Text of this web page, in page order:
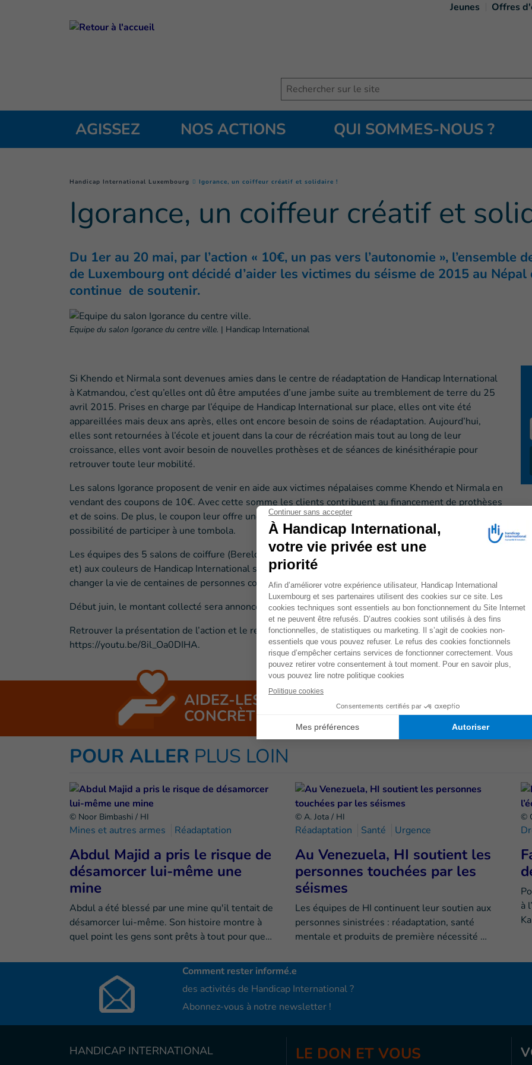
Jeunes Offres
Search
AGISSEZ NOS ACTIONS QUI SOMMES-NOUS ?
You are here :
Handicap International Luxembourg Igorance, un coiffeur créatif et solidaire !
Igorance, un coiffeur créatif et
Du 1er au 20 mai, par l’action « 10€, un pas vers l’autonomie », l’ensemble
de Luxembourg ont décidé d’aider les victimes du séisme de 2015 au
continue de soutenir.
Equipe du salon Igorance du centre ville. | Handicap International
Si Khendo et Nirmala sont devenues amies dans le centre de réadaptation de Handicap International
à Katmandou, c’est qu’elles ont dû être amputées d’une jambe suite au tremblement de terre du 25
avril 2015. Prises en charge par l’équipe de Handicap International sur place, elles ont vite été
appareillées mais deux ans après, elles ont encore besoin de soins de réadaptation. Aujourd’hui,
elles sont retournées à l’école et jouent dans la cour de récréation mais tout au long de leur
croissance, elles vont avoir besoin de nouvelles prothèses et de séances de kinésithérapie pour
retrouver toute leur mobilité.
Les salons Igorance proposent de venir en aide aux victimes népalaises comme Khendo et Nirmala en
vendant des coupons de 10€. Avec cette somme les clients contribuent au financement de prothèses
et de soins. De plus, le coupon leur offre une réduction de 5€ sur leur prochain achat de service et la
possibilité de participer à une tombola.
Les équipes des 5 salons de coiffure (Bereldange, centre-ville, Gasperich, Hesperange et Strassen
et) aux couleurs de Handicap International sont motivées pour relever le défi de collecter assez pour
changer la vie de centaines de personnes comme Khendo et Nirmala !
Début juin, le montant collecté sera annoncé.
Retrouver la présentation de l’action et le reportage sur Khendo et Nirmala sur
https://youtu.be/8il_Oa0DIHA.
AIDEZ-LES
CONCRÈTEMENT Faites un don dès
POUR ALLER PLUS LOIN
© Noor Bimbashi / HI
Mines et autres armes Réadaptation
Abdul Majid a pris le risque de
désamorcer lui-même une
mine
Abdul a été blessé par une mine qu'il tentait de
désamorcer lui-même. Son histoire montre à
quel point les gens sont prêts à tout pour que…
© A. Jota / HI
Réadaptation Santé Urgence
Au Venezuela, HI soutient les
personnes touchées par les
séismes
Les équipes de HI continuent leur soutien aux
personnes sinistrées : réadaptation, santé
mentale et produits de première nécessité …
©
à
Comment rester informé.e
des activités de Handicap International ?
Abonnez-vous à notre newsletter !
HANDICAP INTERNATIONAL LE DON ET VOUS